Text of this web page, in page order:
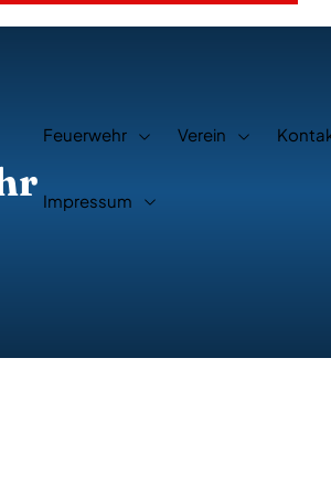
Feuerwehr Verein
Impressum